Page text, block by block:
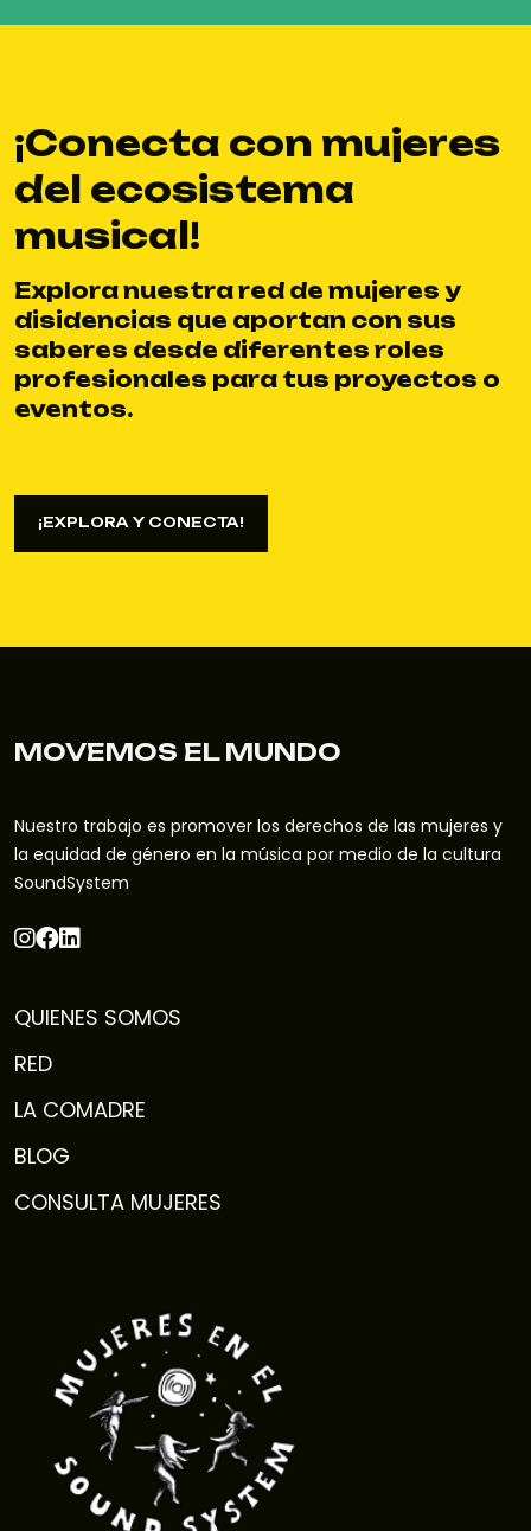
¡Conecta con mujeres
del ecosistema
musical!
Explora nuestra red de mujeres y
disidencias que aportan con sus
saberes desde diferentes roles
profesionales para tus proyectos o
eventos.
¡EXPLORA Y CONECTA!
MOVEMOS EL MUNDO
Nuestro trabajo es promover los derechos de las mujeres y
la equidad de género en la música por medio de la cultura
SoundSystem
QUIENES SOMOS
RED
LA COMADRE
BLOG
CONSULTA MUJERES